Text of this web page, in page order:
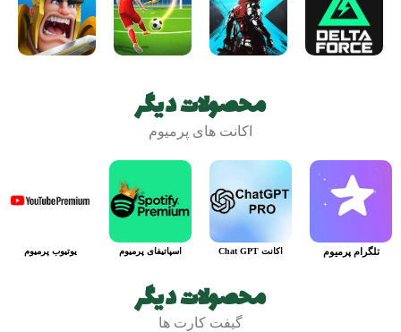
محصولات دیگر
اکانت های پرمیوم
تلگرام پرمیوم اکانت Chat GPT اسپاتیفای پرمیوم یوتیوب پرمیوم
محصولات دیگر
گیفت کارت ها